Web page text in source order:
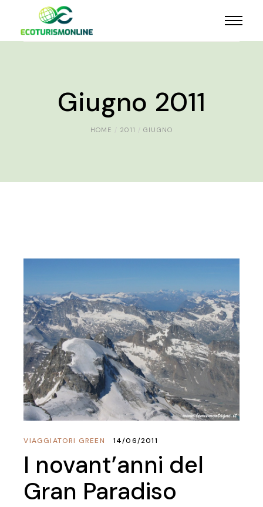
Giugno 2011
HOME 2011 GIUGNO
VIAGGIATORI GREEN 14/06/2011
I novant’anni del
Gran Paradiso